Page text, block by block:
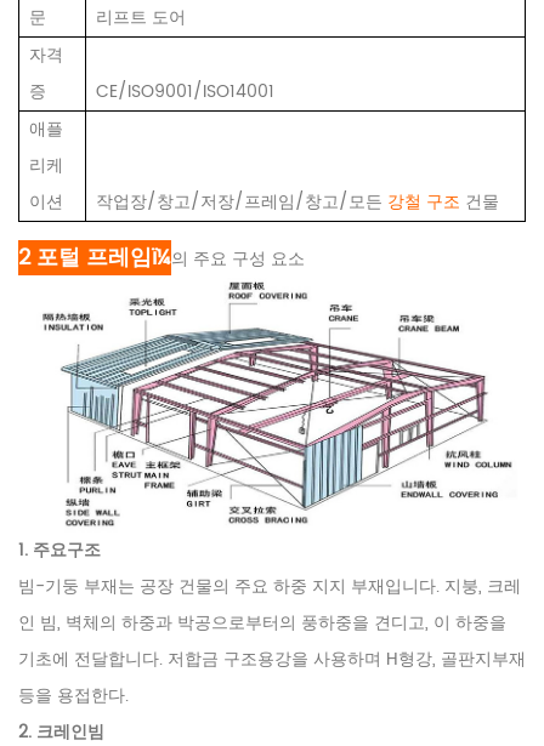
문
리프트 도어
자격
증
CE/ISO9001/ISO14001
애플
리케
이션
작업장/창고/저장/프레임/창고/모든 강철 구조 건물
2포털 프레임ï¼의 주요 구성 요소
1. 주요구조
빔-기둥 부재는 공장 건물의 주요 하중 지지 부재입니다. 지붕, 크레
인 빔, 벽체의 하중과 박공으로부터의 풍하중을 견디고, 이 하중을
기초에 전달합니다. 저합금 구조용강을 사용하며 H형강, 골판지부재
등을 용접한다.
2. 크레인빔